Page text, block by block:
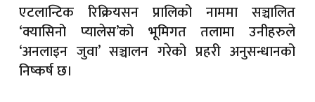
एटलान्टिक रिक्रियसन प्रालिको नाममा सञ्चालित
‘क्यासिनो प्यालेस’को भूमिगत तलामा उनीहरुले
‘अनलाइन जुवा’ सञ्चालन गरेको प्रहरी अनुसन्धानको
निष्कर्ष छ।